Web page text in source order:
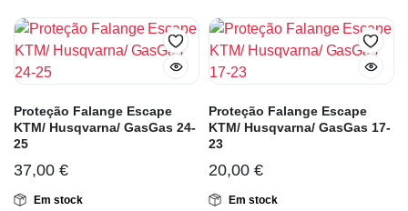
Proteção Falange Escape
KTM/ Husqvarna/ GasGas 24-
25
37,00 €
Em stock
Proteção Falange Escape
KTM/ Husqvarna/ GasGas 17-
23
20,00 €
Em stock